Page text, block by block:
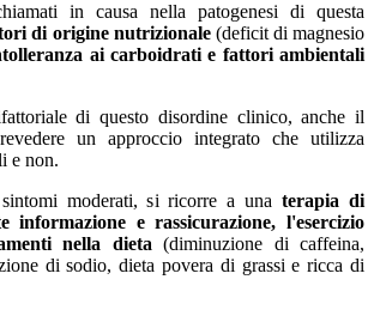
in causa nella patogenesi di questa
di origine nutrizionale(deficit di magnesio
ai carboidrati e fattori ambientali
di questo disordine clinico, anche il
un approccio integrato che utilizza
e non.
moderati, si ricorre a unaterapia di
informazione e rassicurazione, l'esercizio
nella dieta (diminuzione di caffeina,
di sodio, dieta povera di grassi e ricca di